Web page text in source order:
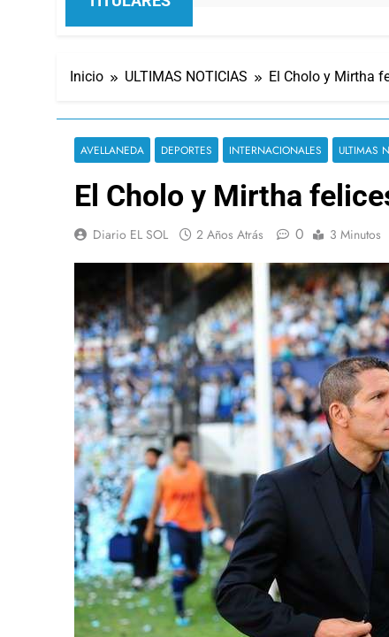
Inicio ULTIMAS NOTICIAS El Cholo y Mirtha
AVELLANEDA DEPORTES INTERNACIONALES ULTIMAS
El Cholo y Mirtha
Diario EL SOL 2 Años Atrás 0 3 Minutos